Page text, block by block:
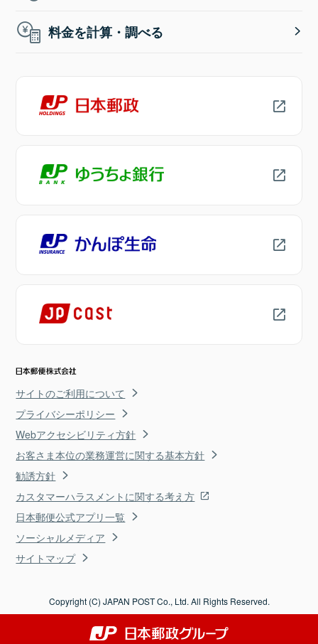
料金を計算・調べる
サイトのご利用について
プライバシーポリシー
Webアクセシビリティ方針
お客さま本位の業務運営に関する基本方針
勧誘方針
カスタマーハラスメントに関する考え方
日本郵便公式アプリ一覧
ソーシャルメディア
サイトマップ
Copyright (C) JAPAN POST Co., Ltd. All Rights Reserved.